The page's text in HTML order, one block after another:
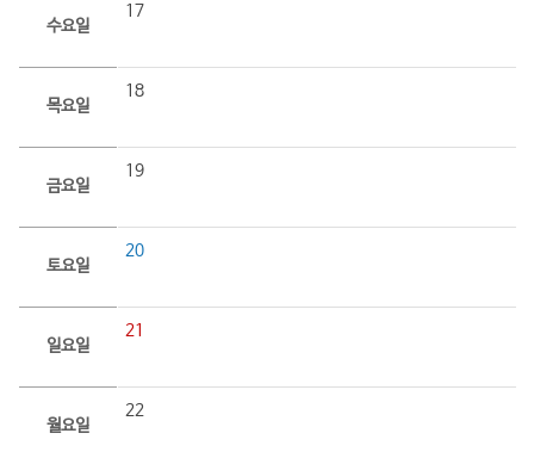
수요일
17
목요일
18
금요일
19
토요일
20
일요일
21
월요일
22